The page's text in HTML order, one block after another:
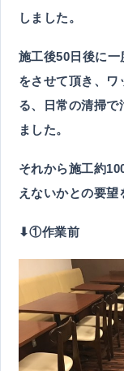
しました。
施工後50日後に
をさせて頂き、ワ
る、日常の清掃で
ました。
それから施工約
えないかとの要望
⬇︎①作業前